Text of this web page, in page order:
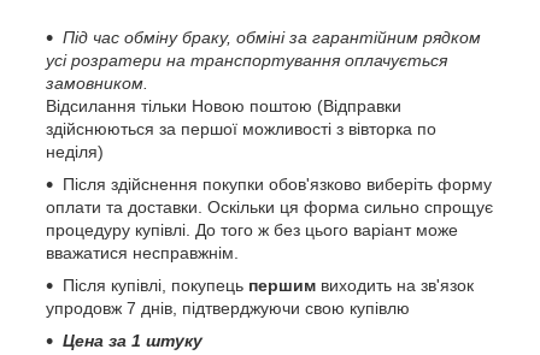
Під час обміну браку, обміні за гарантійним рядком
усі розратери на транспортування оплачується
замовником.
Відсилання тільки Новою поштою (Відправки
здійснюються за першої можливості з вівторка по
неділя)
Після здійснення покупки обов'язково виберіть форму
оплати та доставки. Оскільки ця форма сильно спрощує
процедуру купівлі. До того ж без цього варіант може
вважатися несправжнім.
Після купівлі, покупець першим виходить на зв'язок
упродовж 7 днів, підтверджуючи свою купівлю
Цена за 1 штуку